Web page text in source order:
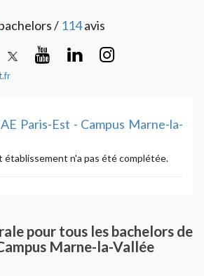
/ 114avis
Paris-Est - Campus Marne-la-
établissement n'a pas été complétée.
pour tous les bachelors de
Marne-la-Vallée